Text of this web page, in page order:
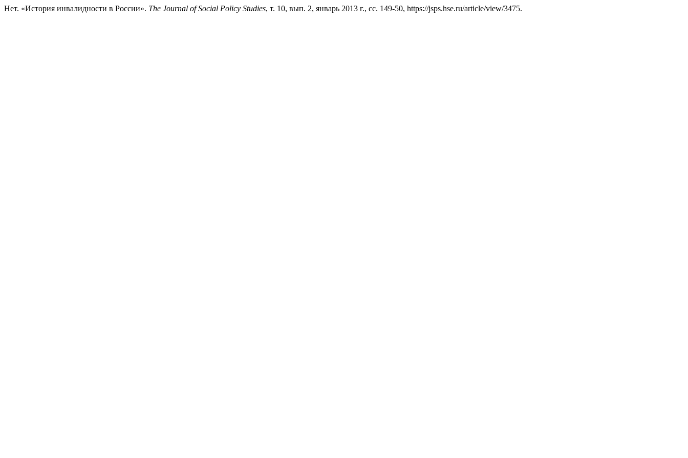
Нет. «История инвалидности в России». The Journal of Social Policy Studies, т. 10, вып. 2, январь 2013 г., сс. 149-50, https://jsps.hse.ru/article/view/3475.